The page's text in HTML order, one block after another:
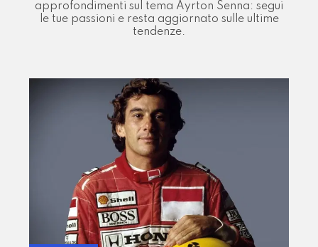
approfondimenti sul tema Ayrton Senna: segui
le tue passioni e resta aggiornato sulle ultime
tendenze.